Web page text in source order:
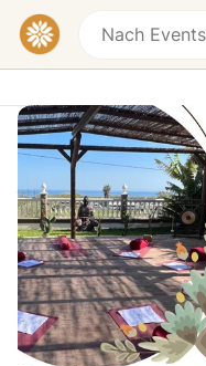
HeuteMorgen
Body & Mind -
Almayate
Playa de
Eine Woche nur
dein